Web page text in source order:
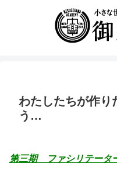
わたしたちが作り
う…
第三期 ファシリテー